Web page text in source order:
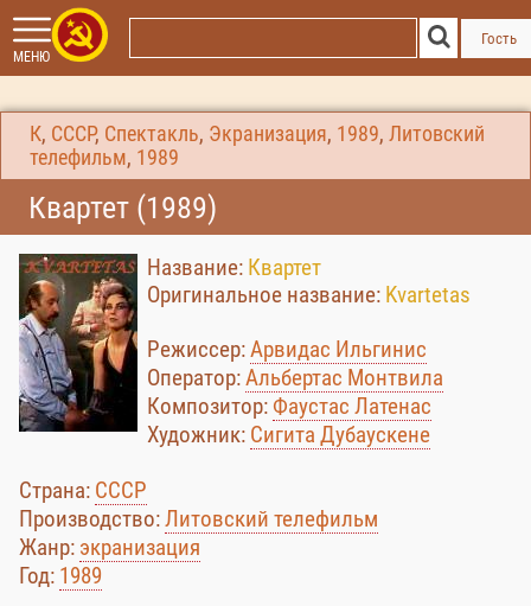
МЕНЮ
Гость
К, СССР, Спектакль, Экранизация, 1989, Литовский
телефильм, 1989
Квартет (1989)
Название: Квартет
Оригинальное название: Kvartetas
Режиссер:Арвидас Ильгинис
Оператор:Альбертас Монтвила
Композитор:Фаустас Латенас
Художник: Сигита Дубаускене
Страна: СССР
Производство:Литовский телефильм
Жанр: экранизация
Год: 1989